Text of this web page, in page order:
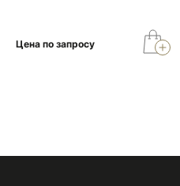
Цена по запросу